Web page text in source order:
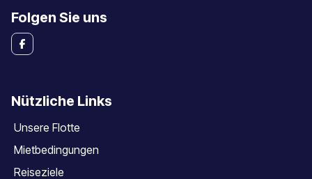
Folgen Sie uns
Nützliche Links
Unsere Flotte
Mietbedingungen
Reiseziele